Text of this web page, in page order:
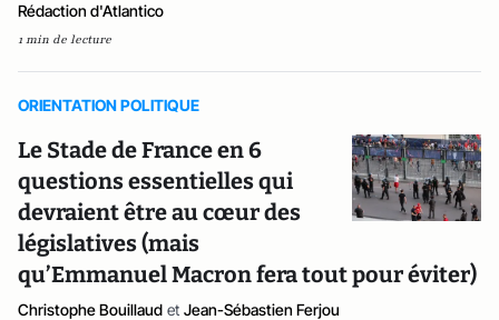
Rédaction d'Atlantico
1 min de lecture
ORIENTATION POLITIQUE
Le Stade de France en 6
questions essentielles qui
devraient être au cœur des
législatives (mais
qu’Emmanuel Macron fera tout pour éviter)
Christophe Bouillaud et Jean-Sébastien Ferjou